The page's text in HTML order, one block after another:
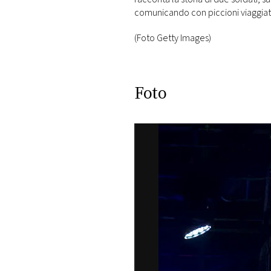
comunicando con piccioni
(Foto Getty Images)
Foto